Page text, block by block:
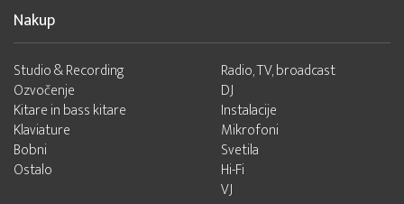
Nakup
Studio & Recording
Ozvočenje
Kitare in bass kitare
Klaviature
Bobni
Ostalo
Radio, TV, broadcast
DJ
Instalacije
Mikrofoni
Svetila
Hi-Fi
VJ